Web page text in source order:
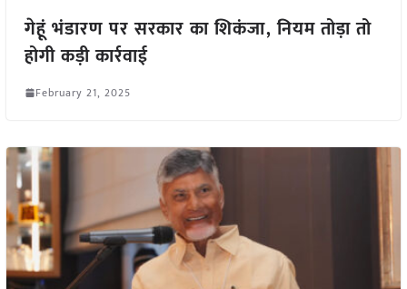
गेहूं भंडारण पर सरकार का शिकंजा, नियम तोड़ा तो
होगी कड़ी कार्रवाई
February 21, 2025